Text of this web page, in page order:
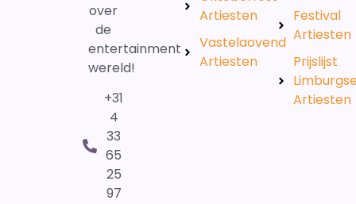
over
de
entertainment
wereld!
+31
4
33
65
25
97
Artiesten
Vastelaovend
Artiesten
Festival
Artiesten
Prijslijst
Artiesten